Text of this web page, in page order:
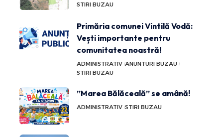
STIRI BUZAU
Primăria comunei Vintilă Vodă:
Vești importante pentru
comunitatea noastră!
ADMINISTRATIV ANUNTURI BUZAU
STIRI BUZAU
”Marea Bălăceală” se amână!
ADMINISTRATIV STIRI BUZAU